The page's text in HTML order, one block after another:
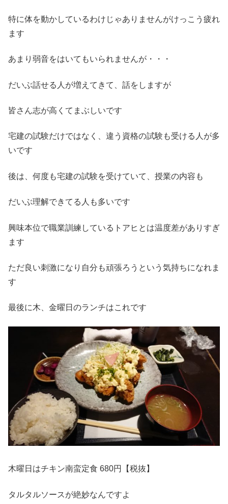
特に体を動かしているわけじゃありませんがけっこう疲れ
ます
あまり弱音をはいてもいられませんが・・・
だいぶ話せる人が増えてきて、話をしますが
皆さん志が高くてまぶしいです
宅建の試験だけではなく、違う資格の試験も受ける人が多
いです
後は、何度も宅建の試験を受けていて、授業の内容も
だいぶ理解できてる人も多いです
興味本位で職業訓練しているトアヒとは温度差がありすぎ
ます
ただ良い刺激になり自分も頑張ろうという気持ちになれま
す
最後に木、金曜日のランチはこれです
木曜日はチキン南蛮定食 680円【税抜】
タルタルソースが絶妙なんですよ